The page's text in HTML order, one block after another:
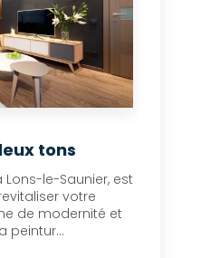
tons
Lons-le-Saunier, est
votre
de modernité et
peintur...